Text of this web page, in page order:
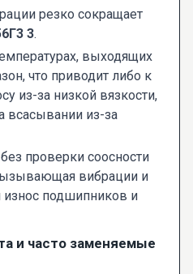
резко сокращает
3.
выходящих
что приводит либо к
из-за низкой вязкости,
всасывании из-за
проверки соосности
вибрации и
подшипников и
и часто заменяемые